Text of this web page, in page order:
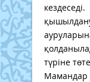
түріне
Мамандар